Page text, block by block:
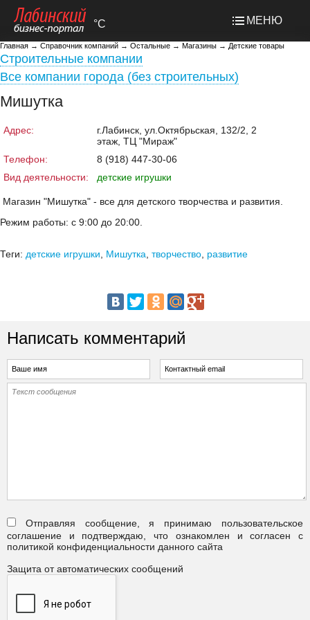
°C МЕНЮ
Главная → Справочник компаний → Остальные → Магазины → Детские товары
Строительные компании
Все компании города (без строительных)
Мишутка
Адрес:
г.Лабинск, ул.Октябрьская, 132/2, 2
этаж, ТЦ "Мираж"
Телефон:
8 (918) 447-30-06
Вид деятельности:
детские игрушки
Магазин "Мишутка" - все для детского творчества и развития.
Режим работы: с 9:00 до 20:00.
Теги: детские игрушки Мишутка творчество развитие
Написать комментарий
Отправляя сообщение, я принимаю пользовательское
соглашение и подтверждаю, что ознакомлен и согласен с
политикой конфиденциальности данного сайта
Защита от автоматических сообщений